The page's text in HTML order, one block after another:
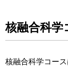
核融合科学
核融合科学コー